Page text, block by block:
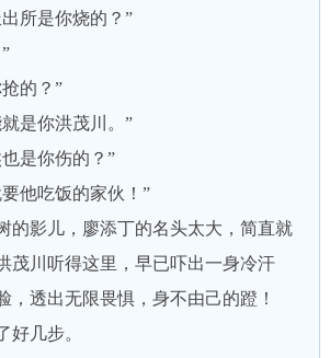
所是你烧的？”
的？”
是你洪茂川。”
是你伤的？”
他吃饭的家伙！”
影儿，廖添丁的名头太大，简直就
茂川听得这里，早已吓出一身冷汗
，透出无限畏惧，身不由己的蹬！
好几步。